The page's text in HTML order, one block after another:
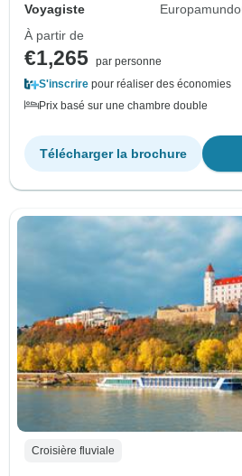
Voyagiste
Europamundo
À partir de
€1,265 par personne
S'inscrire pour réaliser des économies
Prix basé sur une chambre double
Télécharger la brochure
Croisière fluviale